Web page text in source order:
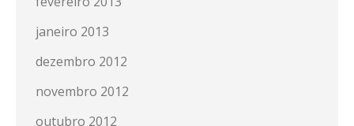
janeiro 2013
dezembro 2012
novembro 2012
outubro 2012